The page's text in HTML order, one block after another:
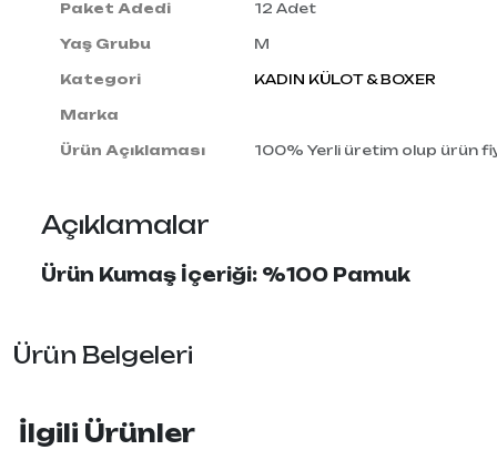
Paket Adedi 12 Adet
Yaş Grubu M
Kategori KADIN KÜLOT & BOXER
Marka
Ürün Açıklaması 100% Yerli üretim olup ürün
Açıklamalar
Ürün Kumaş İçeriği: %100 Pamuk
Ürün Belgeleri
İlgili Ürünler